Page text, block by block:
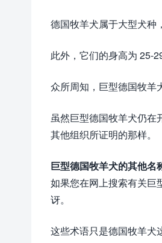
德国牧羊犬属于大型犬种
此外，它们的身高为 25-
众所周知，巨型德国牧羊
虽然巨型德国牧羊犬仍在
其他组织所证明的那样。
巨型德国牧羊犬的其他名
如果您在网上搜索有关巨
讶。
这些术语只是德国牧羊犬